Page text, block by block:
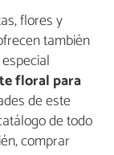
flores y
también
floral para
de este
de todo
comprar